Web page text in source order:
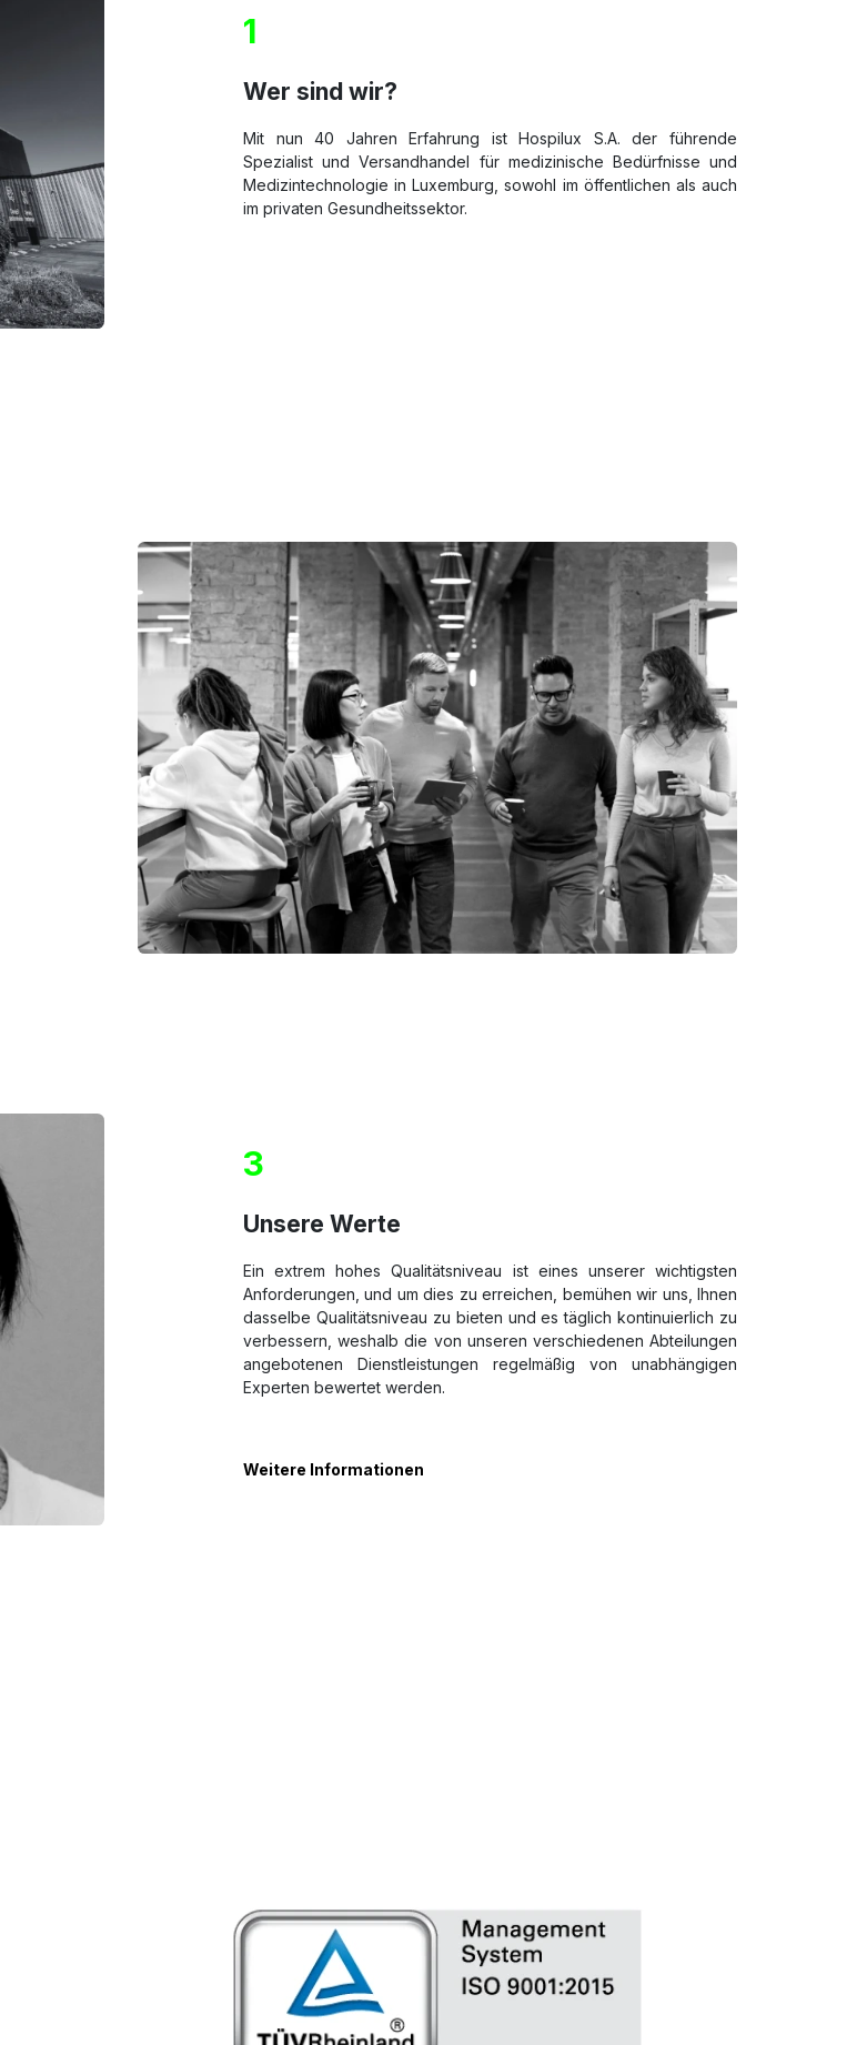
1
Wer sind wir?
Mit nun 40 Jahren Erfahrung ist Hospilux S.A. der führende
Spezialist und Versandhandel für medizinische Bedürfnisse und
Medizintechnologie in Luxemburg, sowohl im öffentlichen als auch
im privaten Gesundheitssektor.
3
Unsere Werte
Ein extrem hohes Qualitätsniveau ist eines unserer wichtigsten
Anforderungen, und um dies zu erreichen, bemühen wir uns, Ihnen
dasselbe Qualitätsniveau zu bieten und es täglich kontinuierlich zu
verbessern, weshalb die von unseren verschiedenen Abteilungen
angebotenen Dienstleistungen regelmäßig von unabhängigen
Experten bewertet werden.
Weitere Informationen